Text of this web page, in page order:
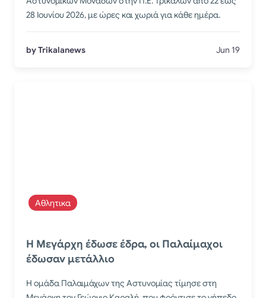
28 Ιουνίου 2026, με ώρες και χωριά για κάθε ημέρα.
by Trikalanews Jun 19
Αθλητικα
Η Μεγάρχη έδωσε έδρα, οι Παλαίμαχοι
έδωσαν μετάλλιο
Η ομάδα Παλαιμάχων της Αστυνομίας τίμησε στη